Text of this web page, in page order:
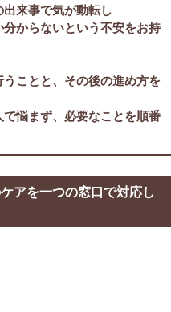
来事で気が動転し
からないという不安をお持
ことと、その後の進め方を
悩まず、必要なことを順番
アを一つの窓口で対応し